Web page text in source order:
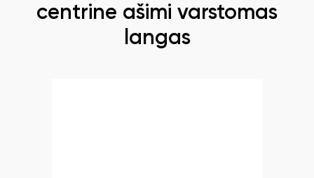
centrine ašimi varstomas
langas